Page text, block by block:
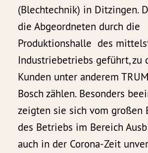
(Blechtechnik) in Ditzingen.
die Abgeordneten durch die
Produktionshalle des
Industriebetriebs geführt, zu
Kunden unter anderem
Bosch zählen. Besonders
zeigten sie sich vom großen
des Betriebs im Bereich
auch in der Corona-Zeit